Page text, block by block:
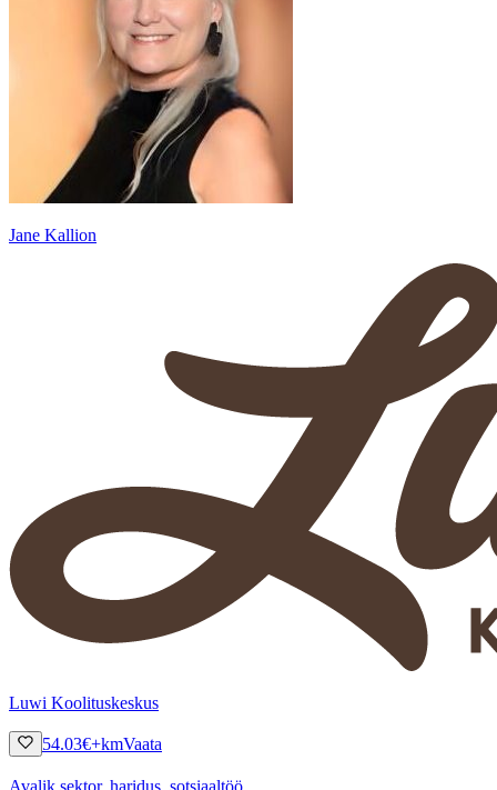
Jane Kallion
Luwi Koolituskeskus
54.03€+kmVaata